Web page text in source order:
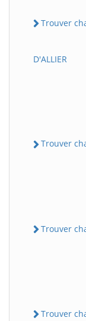
Trouver
D'ALLIER
Trouver
Trouver
Trouver